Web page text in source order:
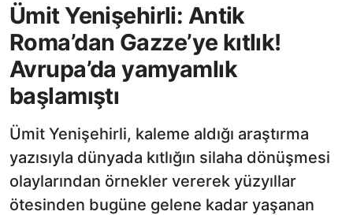
Ümit Yenişehirli: Antik
Roma’dan Gazze’ye kıtlık!
Avrupa’da yamyamlık
başlamıştı
Ümit Yenişehirli, kaleme aldığı araştırma
yazısıyla dünyada kıtlığın silaha dönüşmesi
olaylarından örnekler vererek yüzyıllar
ötesinden bugüne gelene kadar yaşanan